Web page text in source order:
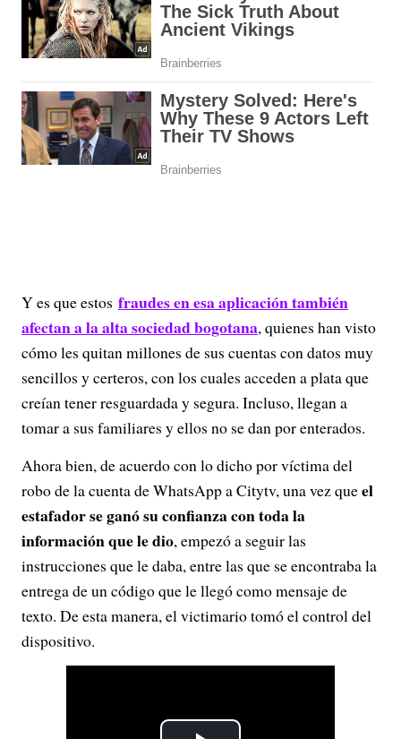
Y es que estos fraudes en esa aplicación también
afectan a la alta sociedad bogotana, quienes han visto
cómo les quitan millones de sus cuentas con datos muy
sencillos y certeros, con los cuales acceden a plata que
creían tener resguardada y segura. Incluso, llegan a
tomar a sus familiares y ellos no se dan por enterados.
Ahora bien, de acuerdo con lo dicho por víctima del
robo de la cuenta de WhatsApp a Citytv, una vez queel
estafador se ganó su confianza con toda la
información que le dio, empezó a seguir las
instrucciones que le daba, entre las que se encontraba la
entrega de un código que le llegó como mensaje de
texto. De esta manera, el victimario tomó el control del
dispositivo.